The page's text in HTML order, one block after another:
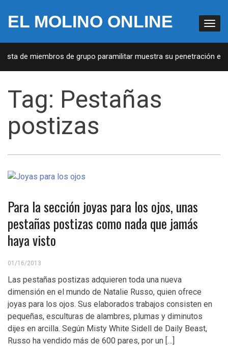
EL MOLINO ONLINE
de miembros de grupo paramilitar muestra su penetración en
Tag: Pestañas
postizas
Para la sección joyas para los ojos, unas
pestañas postizas como nada que jamás
haya visto
01/16/2013
Las pestañas postizas adquieren toda una nueva
dimensión en el mundo de Natalie Russo, quien ofrece
joyas para los ojos. Sus elaborados trabajos consisten en
pequeñas, esculturas de alambres, plumas y diminutos
dijes en arcilla. Según Misty White Sidell de Daily Beast,
Russo ha vendido más de 600 pares, por un […]